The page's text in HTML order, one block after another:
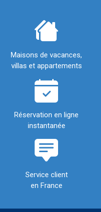
Maisons de vacances,
villas et appartements
Réservation en ligne
instantanée
Service client
en France